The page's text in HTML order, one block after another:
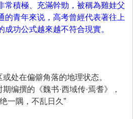
常積極、充滿幹勁，被稱為雞娃父
的青年來说，高考曾經代表著往上
功公式越來越不符合現實。
处在偏僻角落的地理状态。
编撰的《魏书·西域传·焉耆》，
一隅，不乱日久”